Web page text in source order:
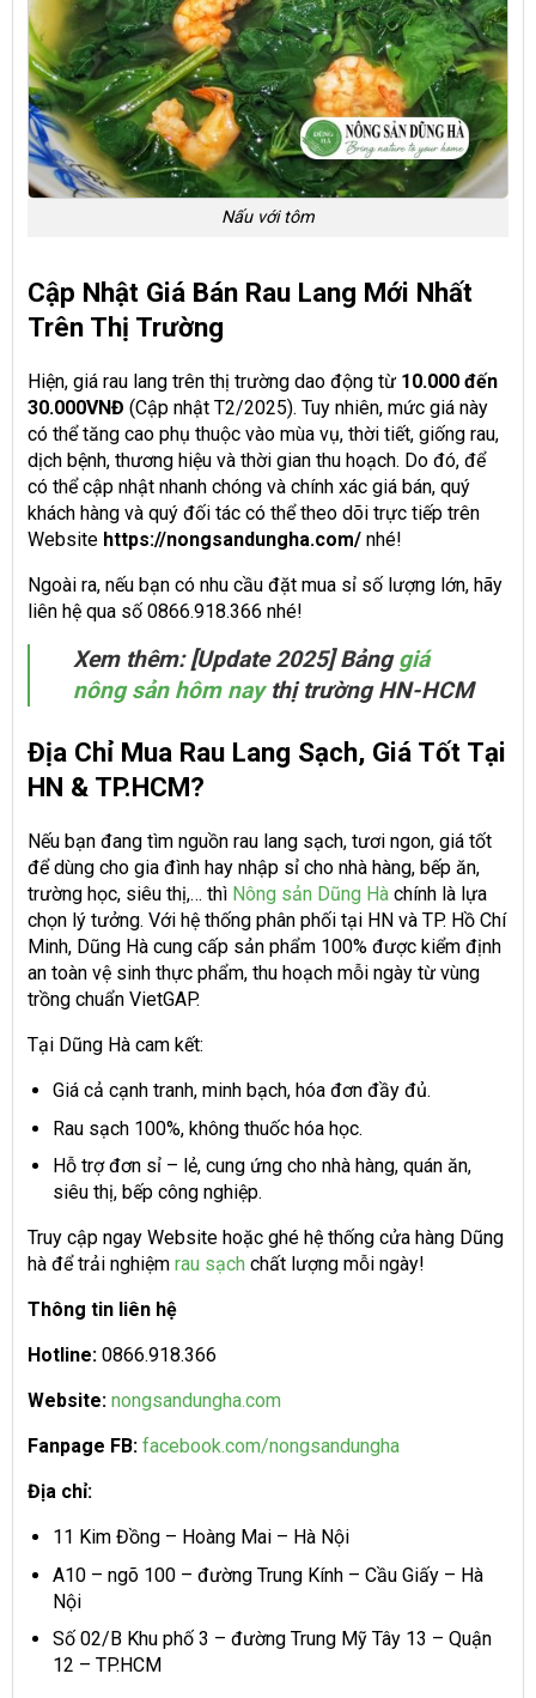
Nấu với tôm
Cập Nhật Giá Bán Rau Lang Mới Nhất
Trên Thị Trường
Hiện, giá rau lang trên thị trường dao động từ 10.000 đến
30.000VNĐ (Cập nhật T2/2025). Tuy nhiên, mức giá này
có thể tăng cao phụ thuộc vào mùa vụ, thời tiết, giống rau,
dịch bệnh, thương hiệu và thời gian thu hoạch. Do đó, để
có thể cập nhật nhanh chóng và chính xác giá bán, quý
khách hàng và quý đối tác có thể theo dõi trực tiếp trên
Website https://nongsandungha.com/ nhé!
Ngoài ra, nếu bạn có nhu cầu đặt mua sỉ số lượng lớn, hãy
liên hệ qua số 0866.918.366 nhé!
Xem thêm: [Update 2025] Bảnggiá
nông sản hôm naythị trường HN-HCM
Địa Chỉ Mua Rau Lang Sạch, Giá Tốt Tại
HN & TP.HCM?
Nếu bạn đang tìm nguồn rau lang sạch, tươi ngon, giá tốt
để dùng cho gia đình hay nhập sỉ cho nhà hàng, bếp ăn,
trường học, siêu thị,… thì Nông sản Dũng Hà chính là lựa
chọn lý tưởng. Với hệ thống phân phối tại HN và TP. Hồ Chí
Minh, Dũng Hà cung cấp sản phẩm 100% được kiểm định
an toàn vệ sinh thực phẩm, thu hoạch mỗi ngày từ vùng
trồng chuẩn VietGAP.
Tại Dũng Hà cam kết:
Giá cả cạnh tranh, minh bạch, hóa đơn đầy đủ.
Rau sạch 100%, không thuốc hóa học.
Hỗ trợ đơn sỉ – lẻ, cung ứng cho nhà hàng, quán ăn,
siêu thị, bếp công nghiệp.
Truy cập ngay Website hoặc ghé hệ thống cửa hàng Dũng
hà để trải nghiệm rau sạch chất lượng mỗi ngày!
Thông tin liên hệ
Hotline: 0866.918.366
Website: nongsandungha.com
Fanpage FB: facebook.com/nongsandungha
Địa chỉ:
11 Kim Đồng – Hoàng Mai – Hà Nội
A10 – ngõ 100 – đường Trung Kính – Cầu Giấy – Hà
Nội
Số 02/B Khu phố 3 – đường Trung Mỹ Tây 13 – Quận
12 – TP.HCM